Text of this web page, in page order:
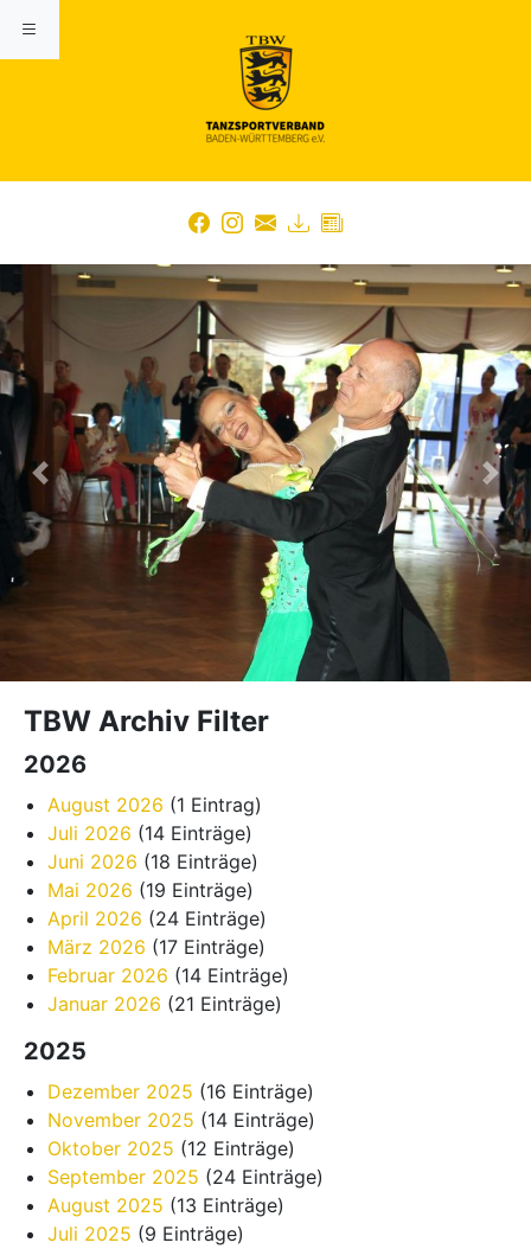
Previous Next
TBW Archiv Filter
2026
August 2026 (1 Eintrag)
Juli 2026 (14 Einträge)
Juni 2026 (18 Einträge)
Mai 2026 (19 Einträge)
April 2026 (24 Einträge)
März 2026 (17 Einträge)
Februar 2026 (14 Einträge)
Januar 2026 (21 Einträge)
2025
Dezember 2025 (16 Einträge)
November 2025 (14 Einträge)
Oktober 2025 (12 Einträge)
September 2025 (24 Einträge)
August 2025 (13 Einträge)
Juli 2025 (9 Einträge)